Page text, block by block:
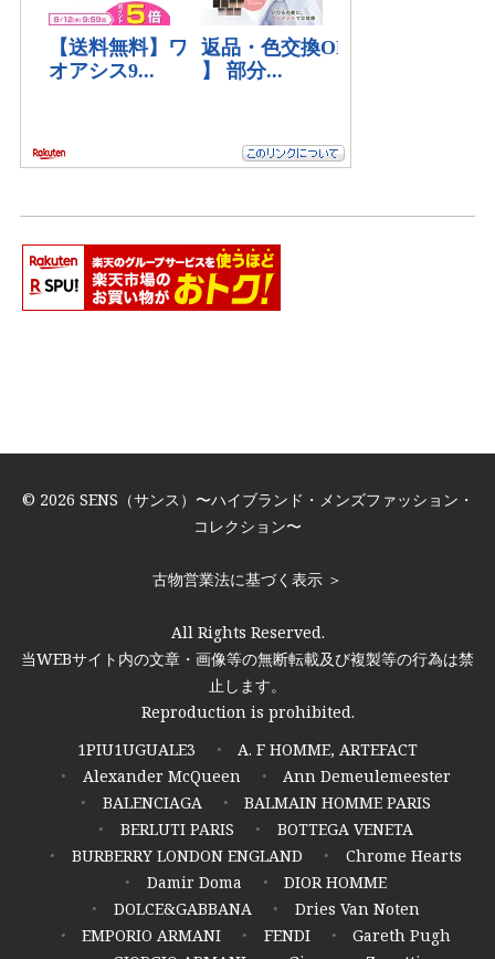
© 2026 SENS（サンス）〜ハイブランド・メンズファッション・
コレクション〜
古物営業法に基づく表示 ＞
All Rights Reserved.
当WEBサイト内の文章・画像等の無断転載及び複製等の行為は禁
止します。
Reproduction is prohibited.
1PIU1UGUALE3
A. F HOMME, ARTEFACT
Alexander McQueen
Ann Demeulemeester
BALENCIAGA
BALMAIN HOMME PARIS
BERLUTI PARIS
BOTTEGA VENETA
BURBERRY LONDON ENGLAND
Chrome Hearts
Damir Doma
DIOR HOMME
DOLCE&GABBANA
Dries Van Noten
EMPORIO ARMANI
FENDI
Gareth Pugh